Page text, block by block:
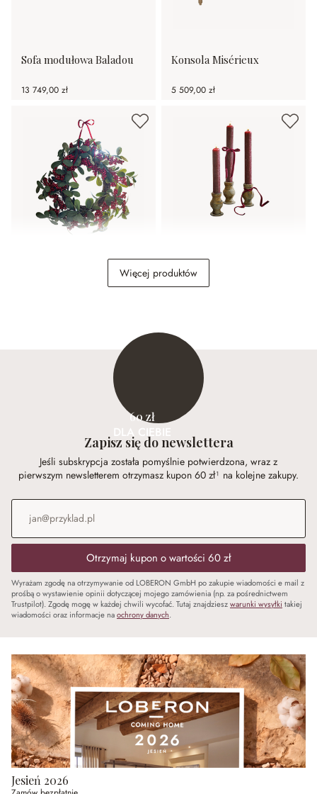
Sofa modułowa Baladou
13 749,00 zł
Konsola Misérieux
5 509,00 zł
Świecznik, zestaw 3 szt.
Seranda
Więcej produktów
60 zł
DLA CIEBIE
Zapisz się do newslettera
Jeśli subskrypcja została pomyślnie potwierdzona, wraz z
pierwszym newsletterem otrzymasz kupon 60 zł¹ na kolejne zakupy.
Adres e-mail*
Otrzymaj kupon o wartości 60 zł
Wyrażam zgodę na otrzymywanie od LOBERON GmbH po zakupie wiadomości e mail z
prośbą o wystawienie opinii dotyczącej mojego zamówienia (np. za pośrednictwem
Trustpilot). Zgodę mogę w każdej chwili wycofać. Tutaj znajdzieszwarunki wysyłki takiej
wiadomości oraz informacje naochrony danych.
Jesień 2026